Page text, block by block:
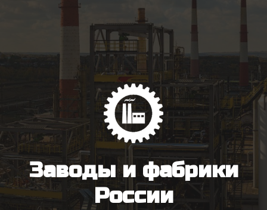
Заводы и фабрики
России